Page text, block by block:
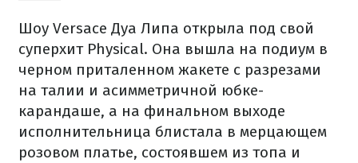
Шоу Versace Дуа Липа открыла под свой
суперхит Physical. Она вышла на подиум в
черном приталенном жакете с разрезами
на талии и асимметричной юбке-
карандаше, а на финальном выходе
исполнительница блистала в мерцающем
розовом платье, состоявшем из топа и